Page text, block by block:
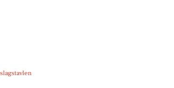
Thybo Esbjerg & Varde